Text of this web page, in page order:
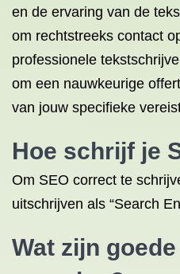
en de ervaring van de
om rechtstreeks contact
professionele
om een nauwkeurige
van jouw specifieke
Hoe schrijf je
Om SEO correct te
uitschrijven als “Search
Wat zijn goede